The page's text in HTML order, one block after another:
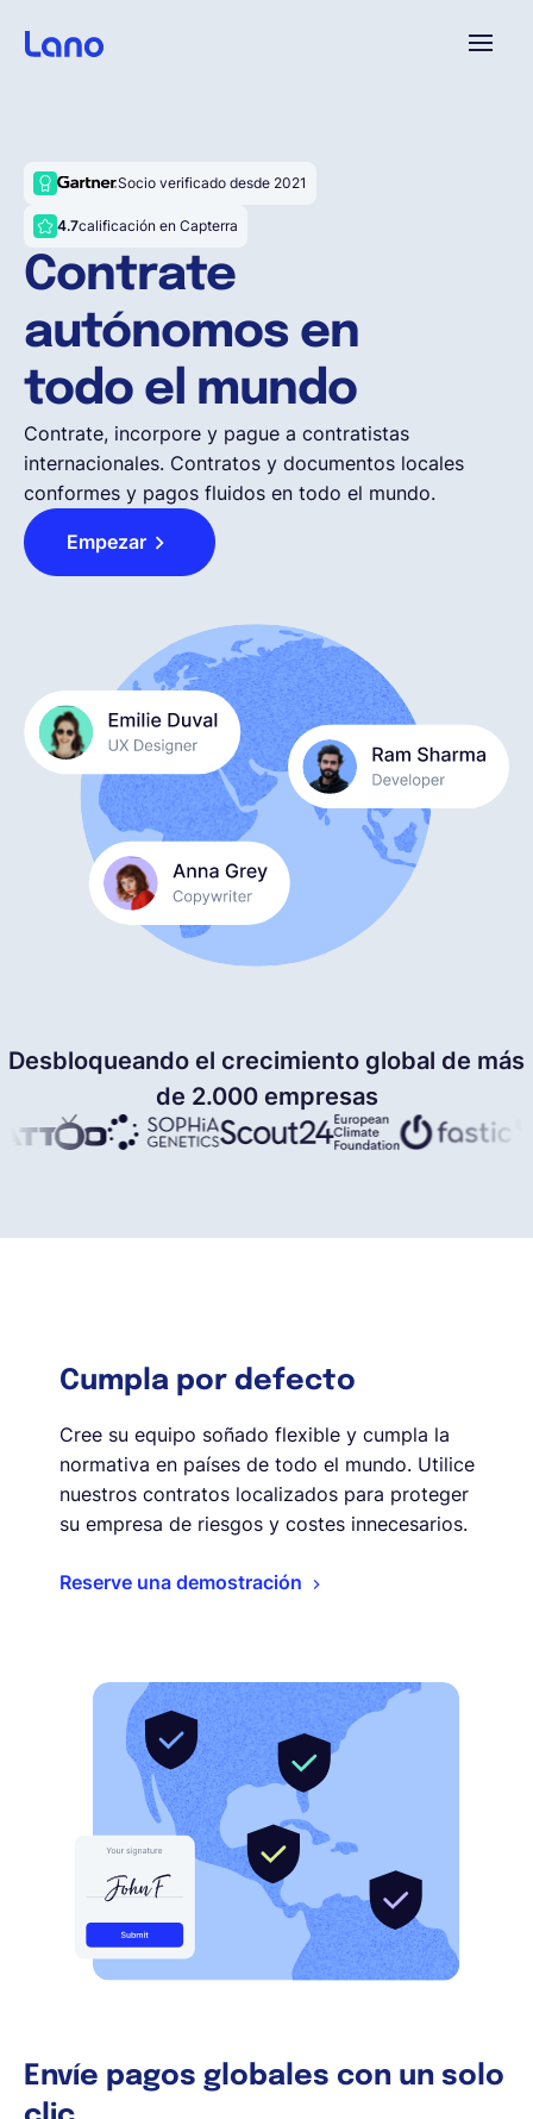
¿Por qué Lano?
Precios
Contenido
Empresa
Español
Solicita una demo
EOR & Payroll
Contractor Management
Socio verificado desde 2021
4.7calificación en Capterra
Contrate
autónomos en
todo el mundo
Contrate, incorpore y pague a contratistas
internacionales. Contratos y documentos locales
conformes y pagos fluidos en todo el mundo.
Empezar
Desbloqueando el crecimiento global de más
de 2.000 empresas
Cumpla por defecto
Cree su equipo soñado flexible y cumpla la
normativa en países de todo el mundo. Utilice
nuestros contratos localizados para proteger
su empresa de riesgos y costes innecesarios.
Reserve una demostración
Envíe pagos globales con un solo